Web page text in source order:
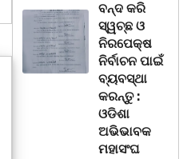
ବନ୍ଦ କରି
ସ୍ୱଚ୍ଛ ଓ
ନିରପେକ୍ଷ
ନିର୍ବାଚନ ପାଇଁ
ବ୍ୟବସ୍ଥା
କରନ୍ତୁ :
ଓଡିଶା
ଅଭିଭାବକ
ମହାସଂଘ